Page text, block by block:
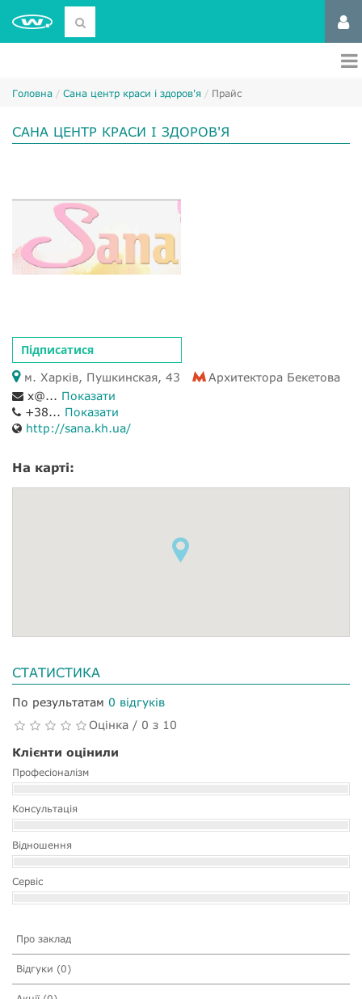
Головна Сана центр краси і здоров'я Прайс
САНА ЦЕНТР КРАСИ І ЗДОРОВ'Я
Підписатися
м. Харків, Пушкинская, 43
Архитектора Бекетова
x@... Показати
+38... Показати
http://sana.kh.ua/
На карті:
СТАТИСТИКА
По результатам 0 відгуків
Оцінка / 0 з 10
Клієнти оцінили
Професіоналізм
Консультація
Відношення
Сервіс
Про заклад
Відгуки (0)